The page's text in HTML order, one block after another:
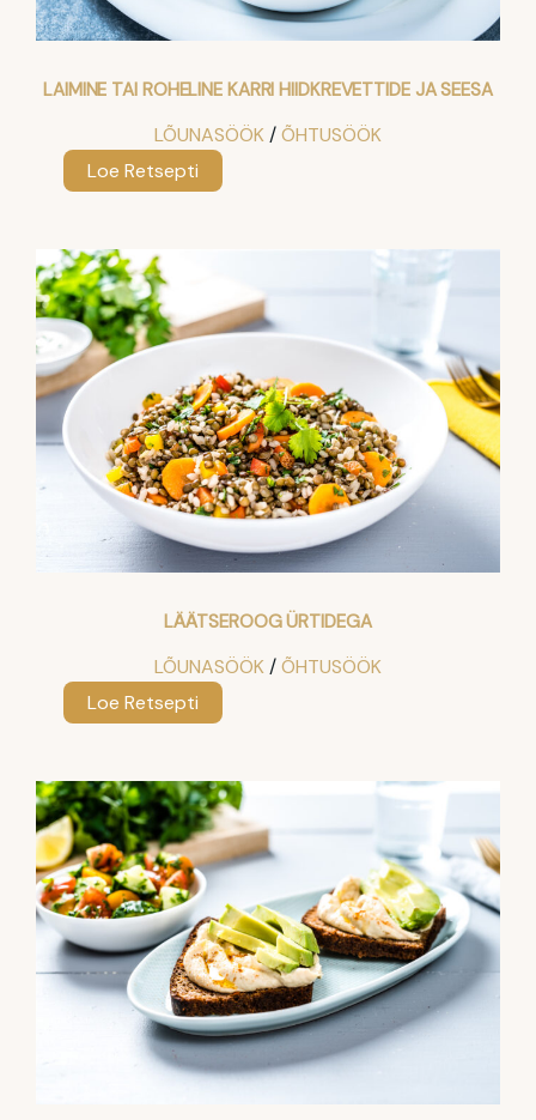
LAIMINE TAI ROHELINE KARRI HIIDKREVETTIDE JA SEESA
LÕUNASÖÖK / ÕHTUSÖÖK
Loe Retsepti:
Laimine
hiidkrevettide
seesa
LÄÄTSEROOG ÜRTIDEGA
LÕUNASÖÖK / ÕHTUSÖÖK
Loe Retsepti:
Läätseroog